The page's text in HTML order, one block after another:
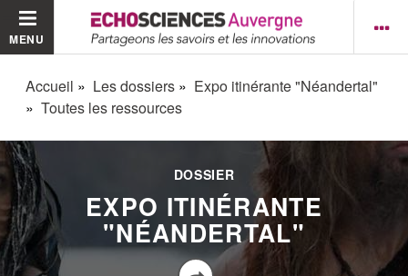
MENU
Accueil Les dossiers
Expo itinérante "Néandertal"
Toutes les ressources
DOSSIER
EXPO ITINÉRANTE
"NÉANDERTAL"